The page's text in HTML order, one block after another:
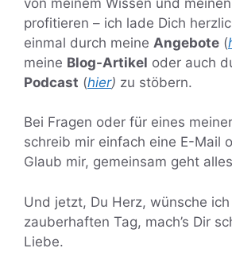
profitieren – ich lade Dich
einmal durch meine Angebote (
meine Blog-Artikel oder auch
Podcast (hier) zu stöbern.
Bei Fragen oder für eines
schreib mir einfach eine E-Mail
Glaub mir, gemeinsam geht
Und jetzt, Du Herz, wünsche ich
zauberhaften Tag, mach’s Dir
Liebe.